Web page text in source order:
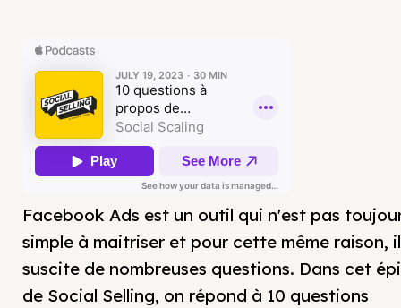
Facebook Ads est un outil qui n'est pas
simple à maitriser et pour cette même raison, il
suscite de nombreuses questions. Dans cet
de Social Selling, on répond à 10 questions